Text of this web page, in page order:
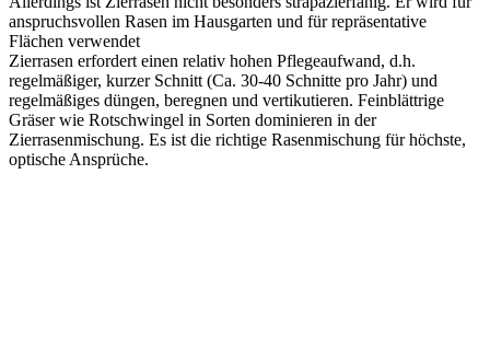
anspruchsvollen Rasen im Hausgarten und für repräsentative
Flächen verwendet
Zierrasen erfordert einen relativ hohen Pflegeaufwand, d.h.
regelmäßiger, kurzer Schnitt (Ca. 30-40 Schnitte pro Jahr) und
regelmäßiges düngen, beregnen und vertikutieren. Feinblättrige
Gräser wie Rotschwingel in Sorten dominieren in der
Zierrasenmischung. Es ist die richtige Rasenmischung für höchste,
optische Ansprüche.